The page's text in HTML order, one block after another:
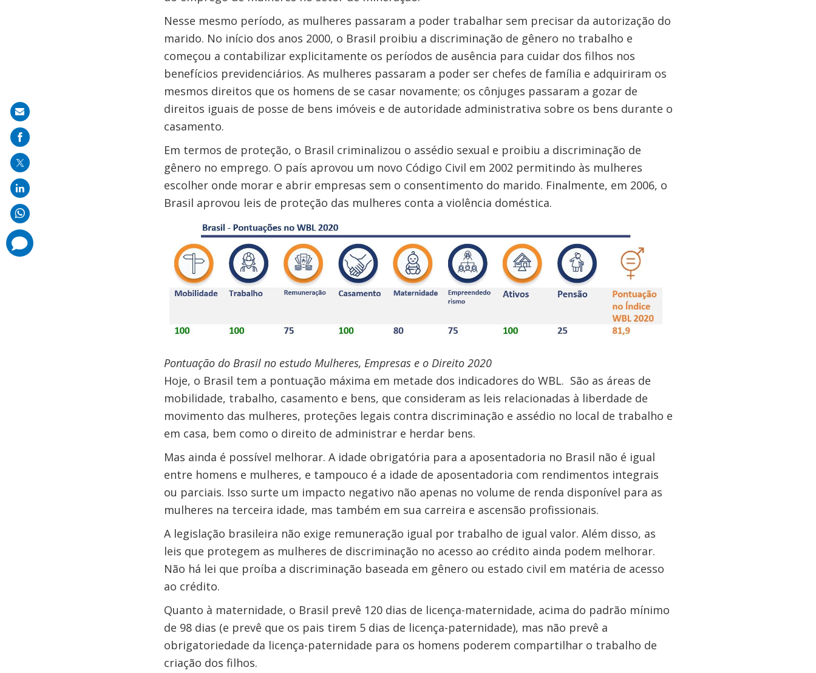
Nesse mesmo período, as mulheres passaram a poder trabalhar sem precisar da autorização do
marido. No início dos anos 2000, o Brasil proibiu a discriminação de gênero no trabalho e
começou a contabilizar explicitamente os períodos de ausência para cuidar dos filhos nos
benefícios previdenciários. As mulheres passaram a poder ser chefes de família e adquiriram os
mesmos direitos que os homens de se casar novamente; os cônjuges passaram a gozar de
direitos iguais de posse de bens imóveis e de autoridade administrativa sobre os bens durante o
casamento.
Em termos de proteção, o Brasil criminalizou o assédio sexual e proibiu a discriminação de
gênero no emprego. O país aprovou um novo Código Civil em 2002 permitindo às mulheres
escolher onde morar e abrir empresas sem o consentimento do marido. Finalmente, em 2006, o
Brasil aprovou leis de proteção das mulheres conta a violência doméstica.
Pontuação do Brasil no estudo Mulheres, Empresas e o Direito 2020
Hoje, o Brasil tem a pontuação máxima em metade dos indicadores do WBL. São as áreas de
mobilidade, trabalho, casamento e bens, que consideram as leis relacionadas à liberdade de
movimento das mulheres, proteções legais contra discriminação e assédio no local de trabalho e
em casa, bem como o direito de administrar e herdar bens.
Mas ainda é possível melhorar. A idade obrigatória para a aposentadoria no Brasil não é igual
entre homens e mulheres, e tampouco é a idade de aposentadoria com rendimentos integrais
ou parciais. Isso surte um impacto negativo não apenas no volume de renda disponível para as
mulheres na terceira idade, mas também em sua carreira e ascensão profissionais.
A legislação brasileira não exige remuneração igual por trabalho de igual valor. Além disso, as
leis que protegem as mulheres de discriminação no acesso ao crédito ainda podem melhorar.
Não há lei que proíba a discriminação baseada em gênero ou estado civil em matéria de acesso
ao crédito.
Quanto à maternidade, o Brasil prevê 120 dias de licença-maternidade, acima do padrão mínimo
de 98 dias (e prevê que os pais tirem 5 dias de licença-paternidade), mas não prevê a
obrigatoriedade da licença-paternidade para os homens poderem compartilhar o trabalho de
criação dos filhos.
Share
on
mail
comments
added